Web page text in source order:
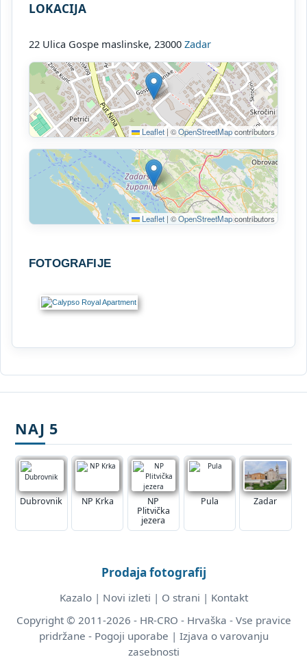
LOKACIJA
22 Ulica Gospe maslinske, 23000 Zadar
Leaflet | ©OpenStreetMapcontributors
Leaflet | ©OpenStreetMapcontributors
FOTOGRAFIJE
NAJ 5
Dubrovnik NP Krka
NP
Plitvička
jezera
Pula Zadar
Prodaja fotografij
Kazalo| Novi izleti | O strani | Kontakt
Copyright © 2011-2026 - HR-CRO - Hrvaška - Vse pravice
pridržane - Pogoji uporabe | Izjava o varovanju
zasebnosti